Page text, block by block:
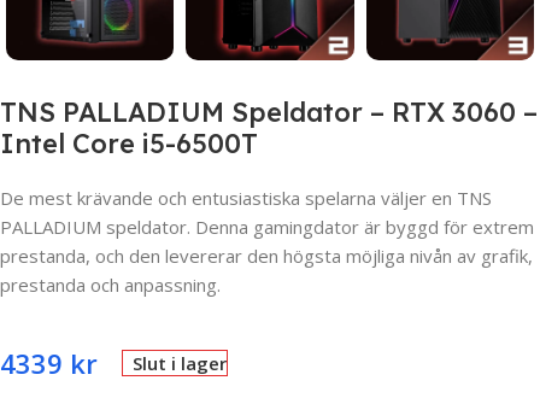
TNS PALLADIUM Speldator – RTX 3060 –
Intel Core i5-6500T
De mest krävande och entusiastiska spelarna väljer en TNS
PALLADIUM speldator. Denna gamingdator är byggd för extrem
prestanda, och den levererar den högsta möjliga nivån av grafik,
prestanda och anpassning.
4339 kr Slut i lager